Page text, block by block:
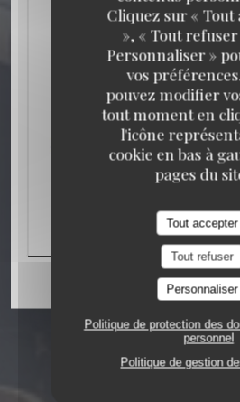
Cliquez sur « Tout
», « Tout refuser
Personnaliser »
vos
pouvez modifier
tout moment en
l'icône
cookie en bas à
pages du
Tout accepter
Tout refuser
Personnaliser
Politique de protection des
personnel
Politique de gestion
106 RUE DE LA
75011